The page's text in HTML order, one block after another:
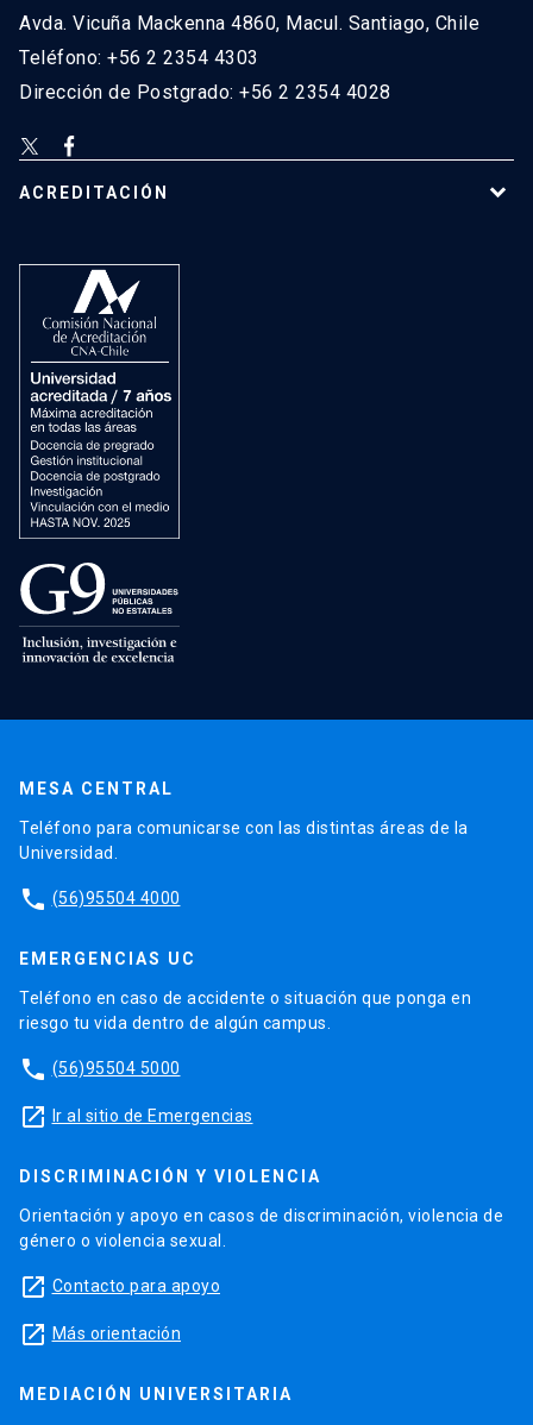
Avda. Vicuña Mackenna 4860, Macul. Santiago, Chile
Teléfono: +56 2 2354 4303
Dirección de Postgrado: +56 2 2354 4028
ACREDITACIÓN
MESA CENTRAL
Teléfono para comunicarse con las distintas áreas de la
Universidad.
phone (56)95504 4000
EMERGENCIAS UC
Teléfono en caso de accidente o situación que ponga en
riesgo tu vida dentro de algún campus.
phone (56)95504 5000
launch Ir al sitio de Emergencias
DISCRIMINACIÓN Y VIOLENCIA
Orientación y apoyo en casos de discriminación, violencia de
género o violencia sexual.
launch Contacto para apoyo
launch Más orientación
MEDIACIÓN UNIVERSITARIA